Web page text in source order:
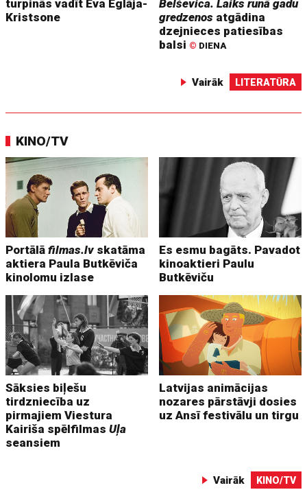
turpinās vadīt Eva Eglāja-
Kristsone
Belševica. Laiks runā gadu
gredzenos atgādina
dzejnieces patiesības
balsi © DIENA
Vairāk LITERATŪRA
KINO/TV
Portālāfilmas.lv skatāma
aktiera Paula Butkēviča
kinolomu izlase
Es esmu bagāts. Pavadot
kinoaktieri Paulu
Butkēviču
Sāksies biļešu
tirdzniecība uz
pirmajiem Viestura
Kairiša spēlfilmasUļa
seansiem
Latvijas animācijas
nozares pārstāvji dosies
uz Ansī festivālu un tirgu
Vairāk KINO/TV